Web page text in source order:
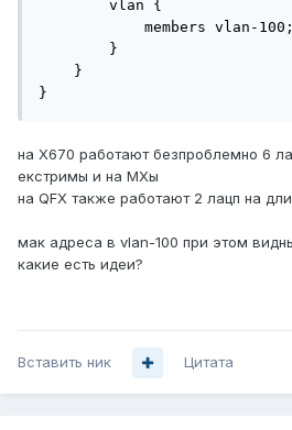
}
на Х670 работают безпроблемно 6
екстримы и на МХы
на QFX также работают 2 лацп на
мак адреса в vlan-100 при этом
какие есть идеи?
Вставить ник Цитата